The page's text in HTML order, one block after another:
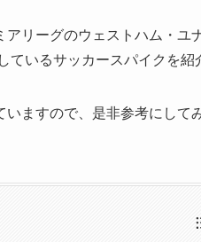
アリーグのウェストハム・
ているサッカースパイクを紹
ますので、是非参考にして